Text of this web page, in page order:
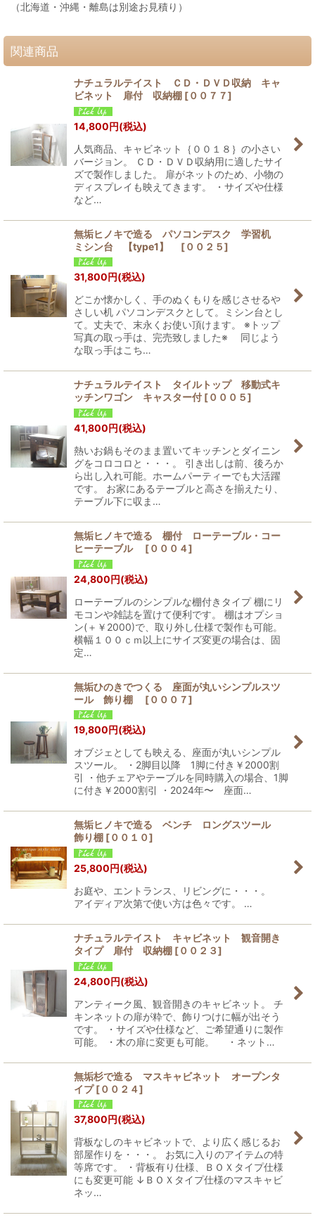
（北海道・沖縄・離島は別途お見積り）
関連商品
ナチュラルテイスト ＣＤ・ＤＶＤ収納 キャ
ビネット 扉付 収納棚 [００７７]
14,800円(税込)
人気商品、キャビネット｛００１８｝の小さい
バージョン。 ＣＤ・ＤＶＤ収納用に適したサイ
ズで製作しました。 扉がネットのため、小物の
ディスプレイも映えてきます。 ・サイズや仕様
など…
無垢ヒノキで造る パソコンデスク 学習机
ミシン台 【type1】
[００２５]
31,800円(税込)
どこか懐かしく、手のぬくもりを感じさせるや
さしい机 パソコンデスクとして。ミシン台とし
て。丈夫で、末永くお使い頂けます。 ※トップ
写真の取っ手は、完売致しました※ 同じよう
な取っ手はこち…
ナチュラルテイスト タイルトップ 移動式キ
ッチンワゴン キャスター付 [０００５]
41,800円(税込)
熱いお鍋もそのまま置いてキッチンとダイニン
グをコロコロと・・・。 引き出しは前、後ろか
ら出し入れ可能。ホームパーティーでも大活躍
です。 お家にあるテーブルと高さを揃えたり、
テーブル下に収ま…
無垢ヒノキで造る 棚付 ローテーブル・コー
ヒーテーブル [０００４]
24,800円(税込)
ローテーブルのシンプルな棚付きタイプ 棚にリ
モコンや雑誌を置けて便利です。 棚はオプショ
ン(＋￥2000)で、取り外し仕様で製作も可能。
横幅１００ｃｍ以上にサイズ変更の場合は、固
定…
無垢ひのきでつくる 座面が丸いシンプルスツ
ール 飾り棚
[０００７]
19,800円(税込)
オブジェとしても映える、座面が丸いシンプル
スツール。 ・2脚目以降 1脚に付き￥2000割
引 ・他チェアやテーブルを同時購入の場合、1脚
に付き￥2000割引 ・2024年〜 座面…
無垢ヒノキで造る ベンチ ロングスツール
飾り棚 [００１０]
25,800円(税込)
お庭や、エントランス、リビングに・・・。
アイディア次第で使い方は色々です。 …
ナチュラルテイスト キャビネット 観音開き
タイプ 扉付 収納棚 [００２３]
24,800円(税込)
アンティーク風、観音開きのキャビネット。 チ
キンネットの扉が粋で、飾りつけに幅が出そう
です。 ・サイズや仕様など、ご希望通りに製作
可能。 ・木の扉に変更も可能。 ・ネット…
無垢杉で造る マスキャビネット オープンタ
イプ [００２４]
37,800円(税込)
背板なしのキャビネットで、より広く感じるお
部屋作りを・・・。 お気に入りのアイテムの特
等席です。 ・背板有り仕様、ＢＯＸタイプ仕様
にも変更可能 ↓ＢＯＸタイプ仕様のマスキャビ
ネッ…